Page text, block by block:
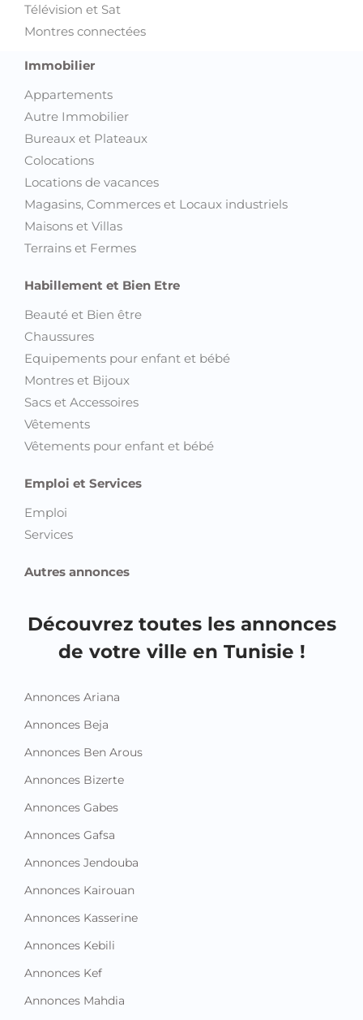
Télévision et Sat
Montres connectées
Immobilier
Appartements
Autre Immobilier
Bureaux et Plateaux
Colocations
Locations de vacances
Magasins, Commerces et Locaux industriels
Maisons et Villas
Terrains et Fermes
Habillement et Bien Etre
Beauté et Bien être
Chaussures
Equipements pour enfant et bébé
Montres et Bijoux
Sacs et Accessoires
Vêtements
Vêtements pour enfant et bébé
Emploi et Services
Emploi
Services
Autres annonces
Découvrez toutes les annonces
de votre ville en Tunisie !
Annonces Ariana
Annonces Beja
Annonces Ben Arous
Annonces Bizerte
Annonces Gabes
Annonces Gafsa
Annonces Jendouba
Annonces Kairouan
Annonces Kasserine
Annonces Kebili
Annonces Kef
Annonces Mahdia